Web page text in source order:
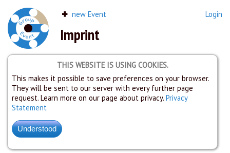
new Event Login
Imprint
THIS WEBSITE IS USING COOKIES.
This makes it possible to save preferences on your browser.
They will be sent to our server with every further page
request. Learn more on our page about privacy. Privacy
Statement